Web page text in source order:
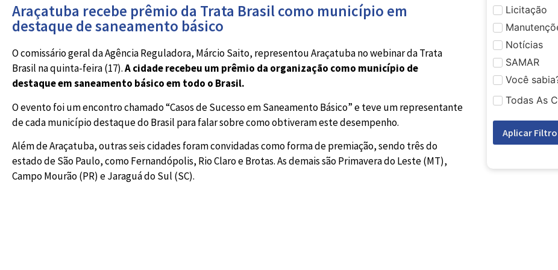
Araçatuba recebe prêmio da Trata Brasil como município em
destaque de saneamento básico
O comissário geral da Agência Reguladora, Márcio Saito, representou Araçatuba no webinar da Trata
Brasil na quinta-feira (17).A cidade recebeu um prêmio da organização como município de
destaque em saneamento básico em todo o Brasil.
O evento foi um encontro chamado “Casos de Sucesso em Saneamento Básico” e teve um representante
de cada município destaque do Brasil para falar sobre como obtiveram este desempenho.
Além de Araçatuba, outras seis cidades foram convidadas como forma de premiação, sendo três do
estado de São Paulo, como Fernandópolis, Rio Claro e Brotas. As demais são Primavera do Leste (MT),
Campo Mourão (PR) e Jaraguá do Sul (SC).
Licitação
Notícias
SAMAR
Você
Todas As
Aplicar Filtro